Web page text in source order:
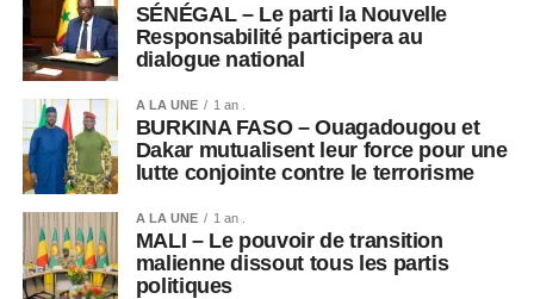
SÉNÉGAL – Le parti la Nouvelle
Responsabilité participera au
dialogue national
A LA UNE 1 an .
BURKINA FASO – Ouagadougou et
Dakar mutualisent leur force pour une
lutte conjointe contre le terrorisme
A LA UNE 1 an .
MALI – Le pouvoir de transition
malienne dissout tous les partis
politiques